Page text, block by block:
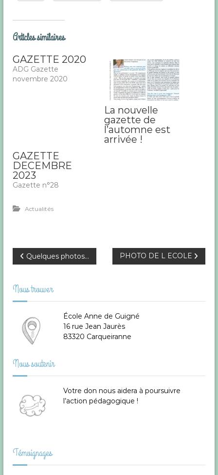
Articles similaires
GAZETTE 2020
ADG Gazette
novembre 2020
La nouvelle
gazette de
l’automne est
arrivée !
GAZETTE
DECEMBRE
2023
Gazette n°28
Actualités
N
a
v
a
n
Quelques photos… PHOTO DE L ECOLE
Nous trouver
École Anne de Guigné
16 rue Jean Jaurès
83320 Carqueiranne
Nous soutenir
Votre don nous aidera à poursuivre
l’action pédagogique !
Témoignages